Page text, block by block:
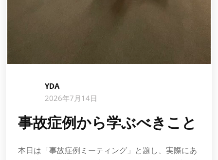
YDA
2026年7月14日
事故症例から学ぶべきこと
本日は「事故症例ミーティング」と題し、実際にあ